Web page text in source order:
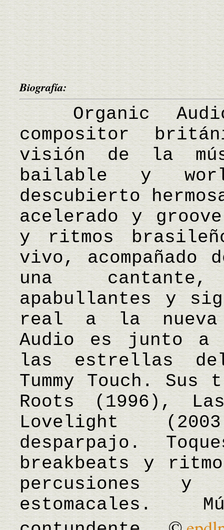
Biografía:
Organic
compositor
visión de la
bailable y
descubierto
acelerado y groove
y ritmos
vivo, acompañado
una
apabullantes y
real a la nueva
Audio es junto a
las estrellas
Tummy Touch.
Roots (1996),
Lovelight
desparpajo.
breakbeats y
percusiones y
estomacales.